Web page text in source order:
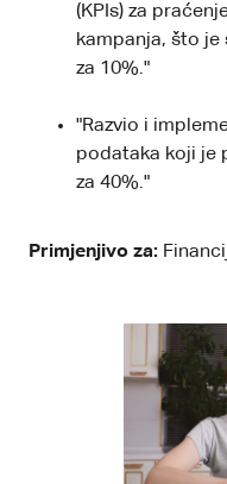
(KPIs) za
kampanja, što
za 10%."
"Razvio i
podataka koji je
za 40%."
Primjenjivo za: